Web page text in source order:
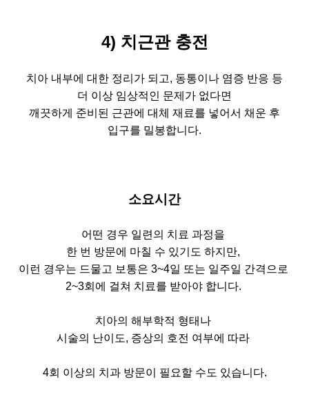
4) 치근관 충전
치아 내부에 대한 정리가 되고, 동통이나 염증 반응 등
더 이상 임상적인 문제가 없다면
깨끗하게 준비된 근관에 대체 재료를 넣어서 채운 후
입구를 밀봉합니다.
소요시간
어떤 경우 일련의 치료 과정을
한 번 방문에 마칠 수 있기도 하지만,
이런 경우는 드물고 보통은 3~4일 또는 일주일 간격으로
2~3회에 걸쳐 치료를 받아야 합니다.
치아의 해부학적 형태나
시술의 난이도, 증상의 호전 여부에 따라
4회 이상의 치과 방문이 필요할 수도 있습니다.